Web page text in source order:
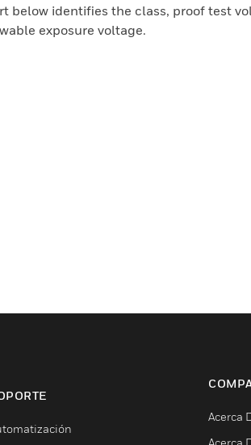
below identifies the class, proof test
exposure voltage.
Acerca
Acerca